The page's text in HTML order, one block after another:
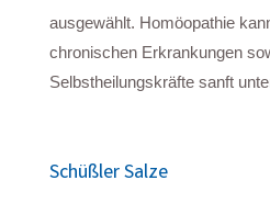
ausgewählt. Homöopathie
chronischen Erkrankungen
Selbstheilungskräfte sanft
Schüßler Salze